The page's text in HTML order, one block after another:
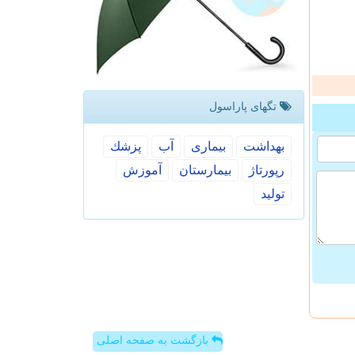
تگهای پاراسول
بهداشت بیماری آب
پزشك
رپورتاژ
بیمارستان
آموزش
تولید
بازگشت به صفحه اصلی